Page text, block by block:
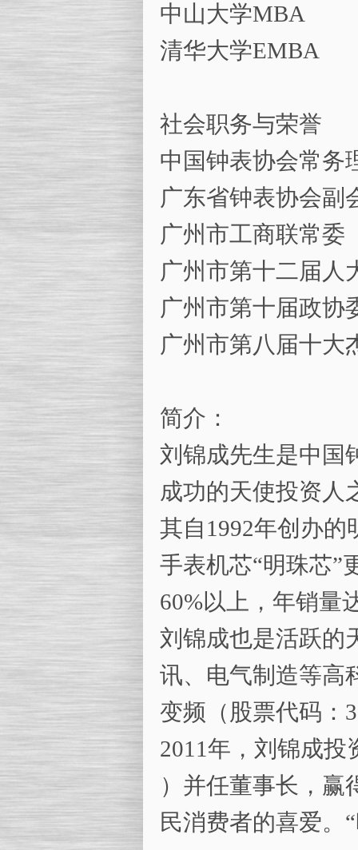
中山大学MBA
清华大学EMBA
社会职务与荣誉
中国钟表协会常务
广东省钟表协会副
广州市工商联常委
广州市第十二届人
广州市第十届政协
广州市第八届十大
简介：
刘锦成先生是中国
成功的天使投资人
其自1992年创办
手表机芯“明珠芯”
60%以上，年销量
刘锦成也是活跃的
讯、电气制造等高
变频（股票代码：
2011年，刘锦成投
）并任董事长，赢
民消费者的喜爱。